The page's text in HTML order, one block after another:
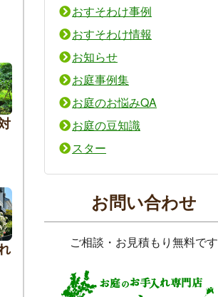
おすそわけ事例
おすそわけ情報
お知らせ
お庭事例集
お庭のお悩みQA
お庭の豆知識
スター
お問い合わせ
ご相談・お見積もり無料です